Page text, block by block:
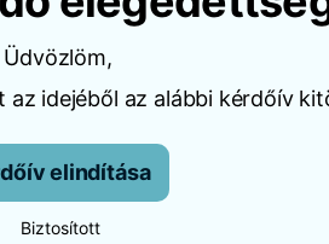
Üdvözlöm,
az idejéből az alábbi kérdőív
elindítása
Biztosított